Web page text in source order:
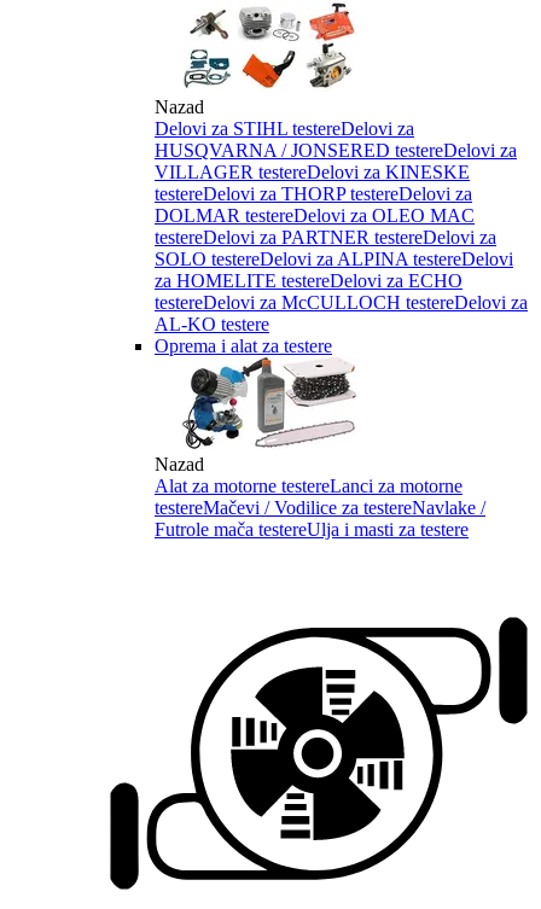
Nazad
Delovi za STIHL testereDelovi za
HUSQVARNA / JONSERED testereDelovi za
VILLAGER testereDelovi za KINESKE
testereDelovi za THORP testereDelovi za
DOLMAR testereDelovi za OLEO MAC
testereDelovi za PARTNER testereDelovi za
SOLO testereDelovi za ALPINA testereDelovi
za HOMELITE testereDelovi za ECHO
testereDelovi za McCULLOCH testereDelovi za
AL-KO testere
Oprema i alat za testere
Nazad
Alat za motorne testereLanci za motorne
testereMačevi / Vodilice za testereNavlake /
Futrole mača testereUlja i masti za testere